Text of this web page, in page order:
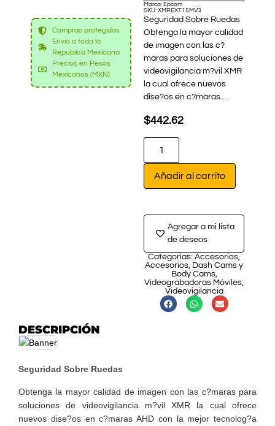
Compras protegidas
Envío a toda la
República Mexicana
Precios en Pesos
Mexicanos (MXN)
Marca: Epcom
SKU: XMREXT15MV3
Seguridad Sobre Ruedas
Obtenga la mayor calidad
de imagen con las c?
maras para soluciones de
videovigilancia m?vil XMR
la cual ofrece nuevos
dise?os en c?maras…
$442.62
Añadir al carrito
Agregar a mi lista
de deseos
Categorías: Accesorios,
Accesorios, Dash Cams y
Body Cams,
Videograbadoras Móviles,
Videovigilancia
DESCRIPCIÓN
Seguridad Sobre Ruedas
Obtenga la mayor calidad de imagen con las c?maras para
soluciones de videovigilancia m?vil XMR la cual ofrece
nuevos dise?os en c?maras AHD con la mejor tecnolog?a